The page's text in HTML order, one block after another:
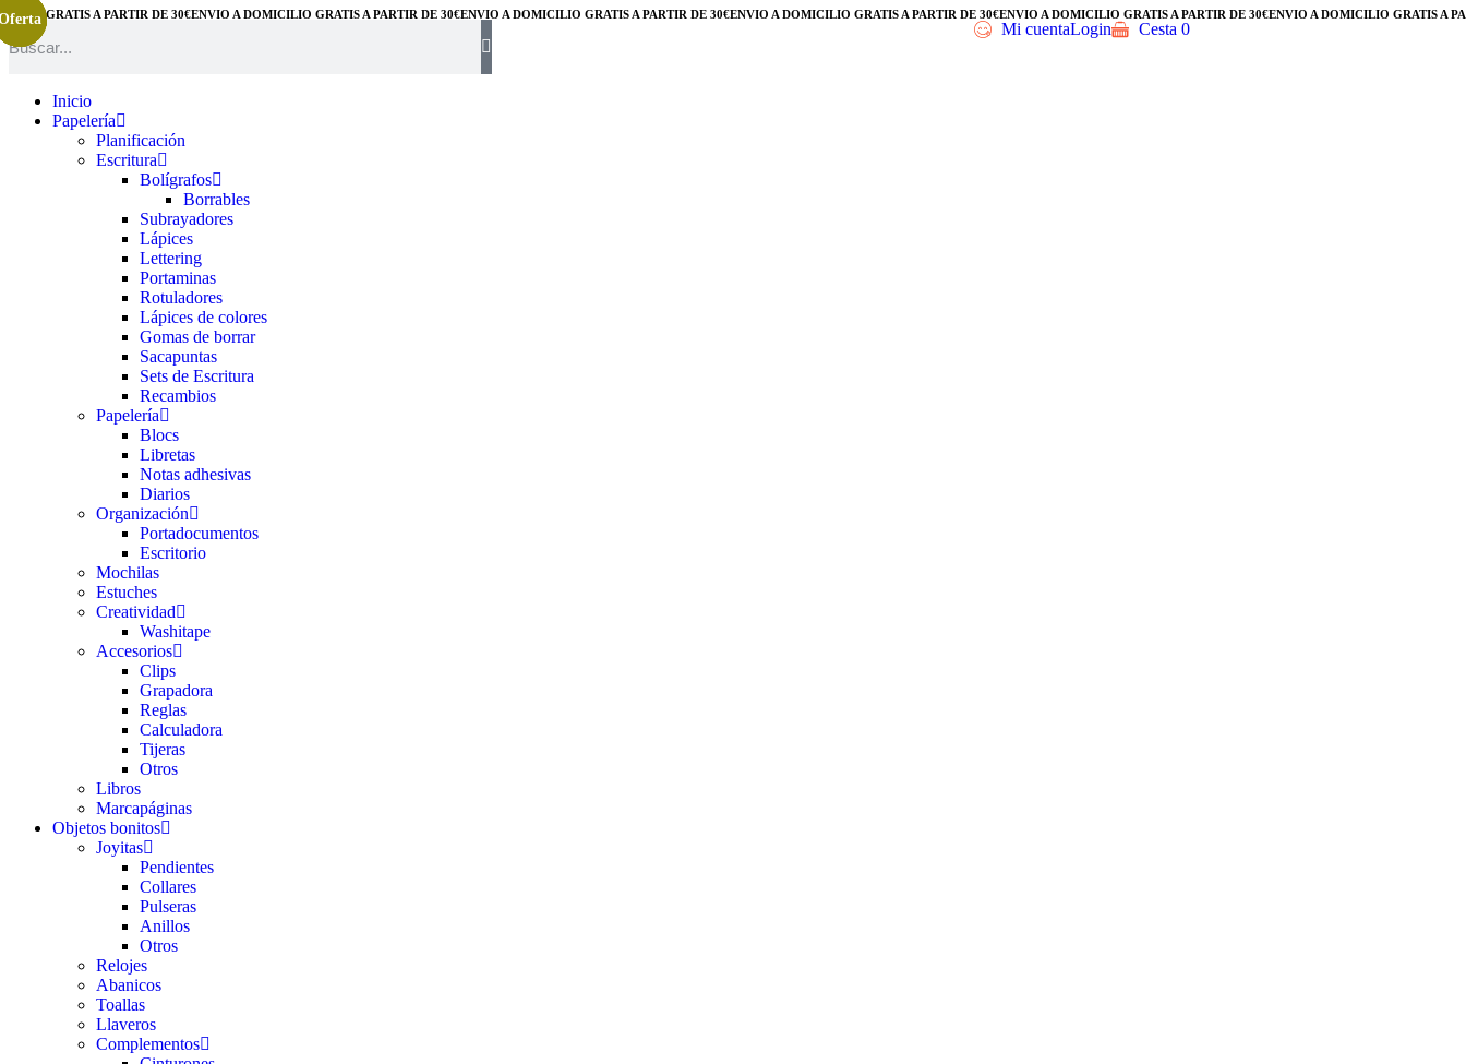
GRATIS A PARTIR DE 30€ENVÍO A DOMICILIO GRATIS A PARTIR DE 30€ENVÍO A DOMICILIO GRATIS A PARTIR DE 30€ENVÍO A DOMICILIO GRATIS A PARTIR DE 30€ENVÍO A DOMICILIO GRATIS A PARTIR DE 30€ENVÍO A DOMICILIO GRATIS A
Mi cuentaLogin Cesta 0
Inicio
Papelería
Planificación
Escritura
Bolígrafos
Borrables
Subrayadores
Lápices
Lettering
Portaminas
Rotuladores
Lápices de colores
Gomas de borrar
Sacapuntas
Sets de Escritura
Recambios
Papelería
Blocs
Libretas
Notas adhesivas
Diarios
Organización
Portadocumentos
Escritorio
Mochilas
Estuches
Creatividad
Washitape
Accesorios
Clips
Grapadora
Reglas
Calculadora
Tijeras
Otros
Libros
Marcapáginas
Objetos bonitos
Joyitas
Pendientes
Collares
Pulseras
Anillos
Otros
Relojes
Abanicos
Toallas
Llaveros
Complementos